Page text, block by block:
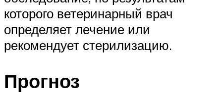
которого ветеринарный врач
определяет лечение или
рекомендует стерилизацию.
Прогноз